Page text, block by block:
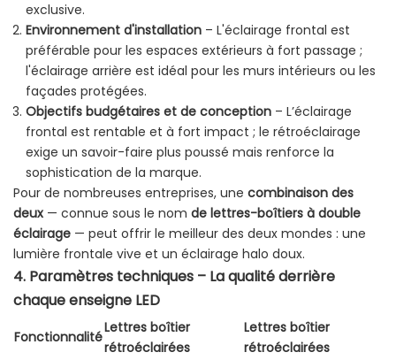
exclusive.
Environnement d'installation – L'éclairage frontal est
préférable pour les espaces extérieurs à fort passage ;
l'éclairage arrière est idéal pour les murs intérieurs ou les
façades protégées.
Objectifs budgétaires et de conception – L’éclairage
frontal est rentable et à fort impact ; le rétroéclairage
exige un savoir-faire plus poussé mais renforce la
sophistication de la marque.
Pour de nombreuses entreprises, une combinaison des
deux — connue sous le nom de lettres-boîtiers à double
éclairage — peut offrir le meilleur des deux mondes : une
lumière frontale vive et un éclairage halo doux.
4. Paramètres techniques – La qualité derrière
chaque enseigne LED
Fonctionnalité
Lettres boîtier
rétroéclairées
Lettres boîtier
rétroéclairées